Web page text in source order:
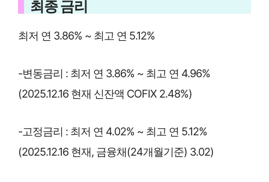
최종 금리
최저 연 3.86% ~ 최고 연 5.12%
-변동금리 : 최저 연 3.86% ~ 최고 연 4.96%
(2025.12.16 현재 신잔액 COFIX 2.48%)
-고정금리 : 최저 연 4.02% ~ 최고 연 5.12%
(2025.12.16 현재, 금융채(24개월기준) 3.02)